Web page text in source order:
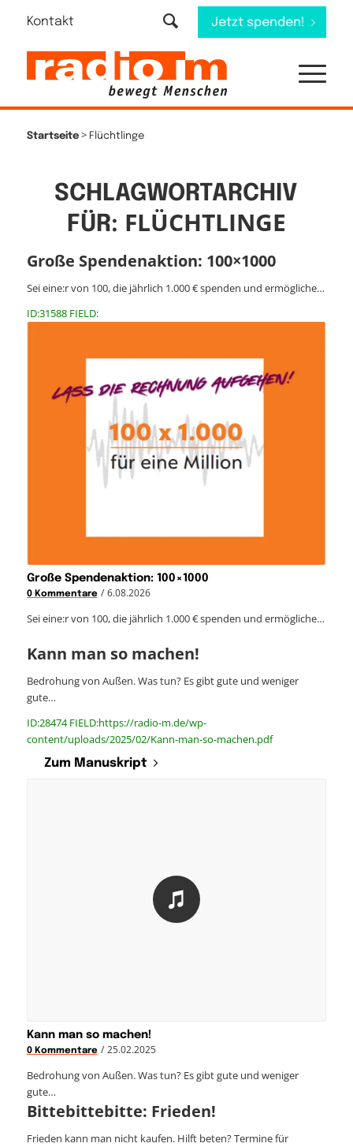
Kontakt Jetzt spenden!
Startseite> Flüchtlinge
SCHLAGWORTARCHIV
FÜR: FLÜCHTLINGE
Große Spendenaktion: 100×1000
Sei eine:r von 100, die jährlich 1.000 € spenden und ermögliche…
ID:31588 FIELD:
Große Spendenaktion: 100×1000
0 Kommentare / 6.08.2026
Sei eine:r von 100, die jährlich 1.000 € spenden und ermögliche…
Kann man so machen!
Bedrohung von Außen. Was tun? Es gibt gute und weniger
gute…
ID:28474 FIELD:https://radio-m.de/wp-
content/uploads/2025/02/Kann-man-so-machen.pdf
Zum Manuskript
Kann man so machen!
0 Kommentare / 25.02.2025
Bedrohung von Außen. Was tun? Es gibt gute und weniger
gute…
Bittebittebitte: Frieden!
Frieden kann man nicht kaufen. Hilft beten? Termine für